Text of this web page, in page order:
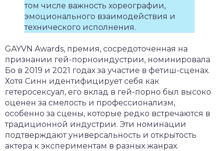
том числе важность хореографии,
эмоционального взаимодействия и
технического исполнения.
GAYVN Awards, премия, сосредоточенная на
признании гей-порноиндустрии, номинировала
Бо в 2019 и 2021 годах за участие в фетиш-сценах.
Хотя Синн идентифицирует себя как
гетеросексуал, его вклад в гей-порно был высоко
оценен за смелость и профессионализм,
особенно за сцены, которые редко встречаются в
традиционной индустрии. Эти номинации
подтверждают универсальность и открытость
актера к экспериментам в разных жанрах.